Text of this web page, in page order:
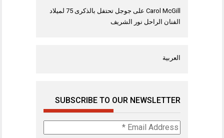
Carol McGill على
جوجل تحتفل بالذكرى 75 لميلاد
الفنان الراحل نور الشريف
العربية
SUBSCRIBE TO OUR NEWSLETTER
Email